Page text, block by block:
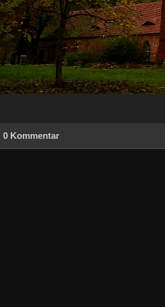
0 Kommentar